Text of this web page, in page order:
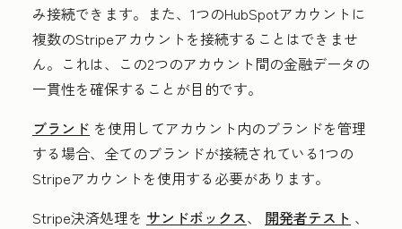
み接続できます。また、1つのHubSpotアカウントに
複数のStripeアカウントを接続することはできませ
ん。これは、この2つのアカウント間の金融データの
一貫性を確保することが目的です。
ブランド を使用してアカウント内のブランドを管理
する場合、全てのブランドが接続されている1つの
Stripeアカウントを使用する必要があります。
Stripe決済処理を サンドボックス、 開発者テスト 、